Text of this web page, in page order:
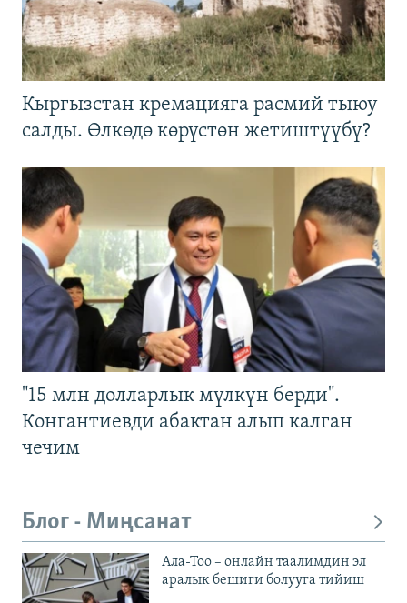
Кыргызстан кремацияга расмий тыюу
салды. Өлкөдө көрүстөн жетиштүүбү?
"15 млн долларлык мүлкүн берди".
Конгантиевди абактан алып калган
чечим
Блог - Миңсанат
Ала-Тоо – онлайн таалимдин эл
аралык бешиги болууга тийиш